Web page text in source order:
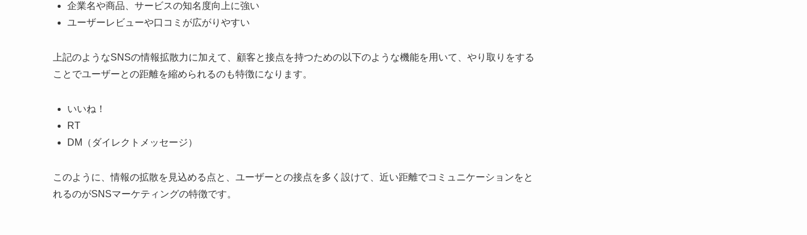
企業名や商品、サービスの知名度向上に強い
ユーザーレビューや口コミが広がりやすい
上記のようなSNSの情報拡散力に加えて、顧客と接点を持つための以下のような機能を用いて、やり取りをする
ことでユーザーとの距離を縮められるのも特徴になります。
いいね！
RT
DM（ダイレクトメッセージ）
このように、情報の拡散を見込める点と、ユーザーとの接点を多く設けて、近い距離でコミュニケーションをと
れるのがSNSマーケティングの特徴です。